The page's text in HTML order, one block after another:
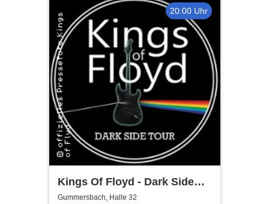
20:00 Uhr
Kings Of Floyd - Dark Side
Tour
Gummersbach, Halle 32